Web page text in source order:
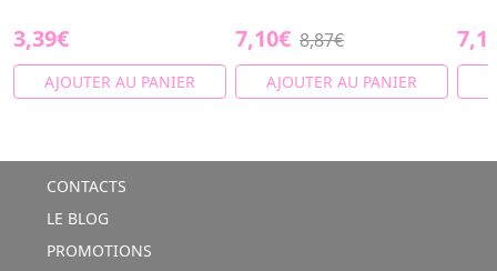
3,39€
AJOUTER AU PANIER
7,10€ 8,87€
AJOUTER AU PANIER
CONTACTS
LE BLOG
PROMOTIONS